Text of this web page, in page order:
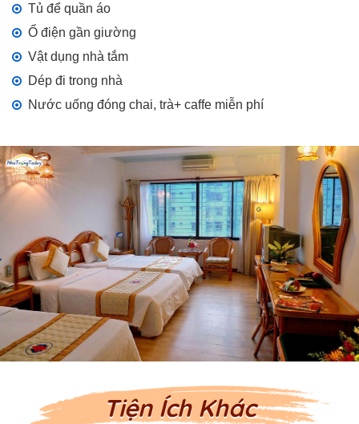
Tủ để quần áo
Ổ điện gần giường
Vật dụng nhà tắm
Dép đi trong nhà
Nước uống đóng chai, trà+ caffe miễn phí
Tiện Ích Khác